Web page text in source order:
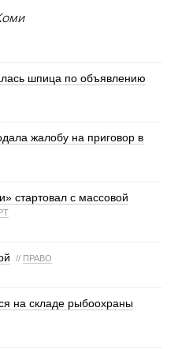
шпица по объявлению
жалобу на приговор в
стартовал с массовой
// ПРАВО
на складе рыбоохраны